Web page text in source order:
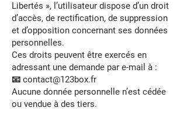
Libertés », l’utilisateur dispose d’un droit
d’accès, de rectification, de suppression
et d’opposition concernant ses données
personnelles.
Ces droits peuvent être exercés en
adressant une demande par e-mail à :
📧 contact@123box.fr
Aucune donnée personnelle n’est cédée
ou vendue à des tiers.